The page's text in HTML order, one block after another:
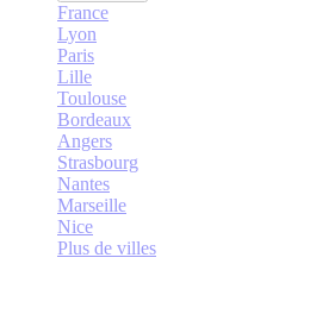
France
Lyon
Paris
Lille
Toulouse
Bordeaux
Angers
Strasbourg
Nantes
Marseille
Nice
Plus de villes